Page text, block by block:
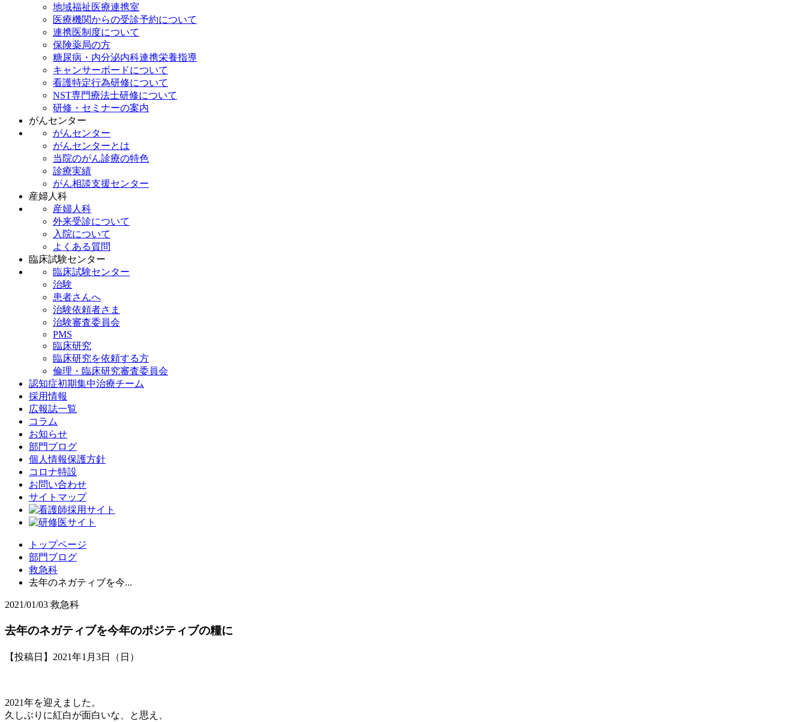
地域福祉医療連携室
医療機関からの受診予約について
連携医制度について
保険薬局の方
糖尿病・内分泌内科連携栄養指導
キャンサーボードについて
看護特定行為研修について
NST専門療法士研修について
研修・セミナーの案内
がんセンター
がんセンター
がんセンターとは
当院のがん診療の特色
診療実績
がん相談支援センター
産婦人科
産婦人科
外来受診について
入院について
よくある質問
臨床試験センター
臨床試験センター
治験
患者さんへ
治験依頼者さま
治験審査委員会
PMS
臨床研究
臨床研究を依頼する方
倫理・臨床研究審査委員会
認知症初期集中治療チーム
採用情報
広報誌一覧
コラム
お知らせ
部門ブログ
個人情報保護方針
コロナ特設
お問い合わせ
サイトマップ
トップページ
部門ブログ
救急科
去年のネガティブを今...
2021/01/03 救急科
去年のネガティブを今年のポジティブの糧に
【投稿日】2021年1月3日（日）
2021年を迎えました。
久しぶりに紅白が面白いな、と思え、